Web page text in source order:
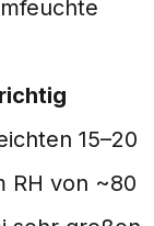
15–20
RH von ~80